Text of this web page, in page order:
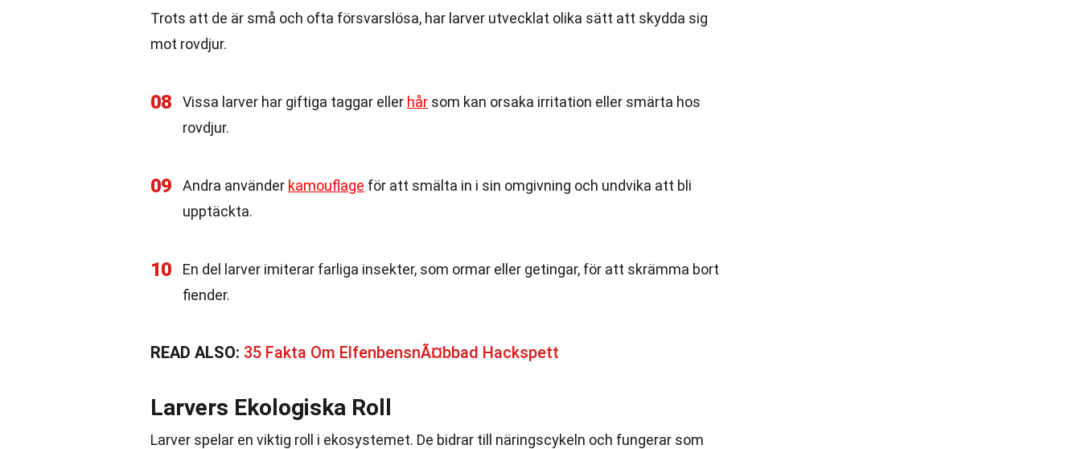
Trots att de är små och ofta försvarslösa, har larver utvecklat olika sätt att skydda sig
mot rovdjur.
08 Vissa larver har giftiga taggar eller hår som kan orsaka irritation eller smärta hos
rovdjur.
09 Andra använder kamouflage för att smälta in i sin omgivning och undvika att bli
upptäckta.
10
En del larver imiterar farliga insekter, som ormar eller getingar, för att skrämma bort
fiender.
READ ALSO: 35 Fakta Om ElfenbensnÃ¤bbad Hackspett
Larvers Ekologiska Roll
Larver spelar en viktig roll i ekosystemet. De bidrar till näringscykeln och fungerar som